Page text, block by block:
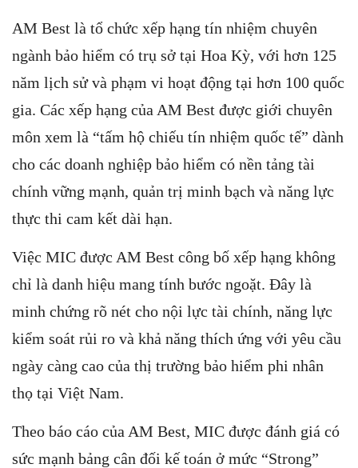
AM Best là tổ chức xếp hạng tín nhiệm chuyên
ngành bảo hiểm có trụ sở tại Hoa Kỳ, với hơn 125
năm lịch sử và phạm vi hoạt động tại hơn 100 quốc
gia. Các xếp hạng của AM Best được giới chuyên
môn xem là “tấm hộ chiếu tín nhiệm quốc tế” dành
cho các doanh nghiệp bảo hiểm có nền tảng tài
chính vững mạnh, quản trị minh bạch và năng lực
thực thi cam kết dài hạn.
Việc MIC được AM Best công bố xếp hạng không
chỉ là danh hiệu mang tính bước ngoặt. Đây là
minh chứng rõ nét cho nội lực tài chính, năng lực
kiểm soát rủi ro và khả năng thích ứng với yêu cầu
ngày càng cao của thị trường bảo hiểm phi nhân
thọ tại Việt Nam.
Theo báo cáo của AM Best, MIC được đánh giá có
sức mạnh bảng cân đối kế toán ở mức “Strong”